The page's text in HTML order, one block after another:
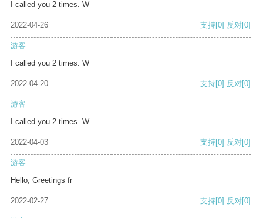
I called you 2 times. W
2022-04-26 支持[0] 反对[0]
游客
I called you 2 times. W
2022-04-20 支持[0] 反对[0]
游客
I called you 2 times. W
2022-04-03 支持[0] 反对[0]
游客
Hello, Greetings fr
2022-02-27 支持[0] 反对[0]